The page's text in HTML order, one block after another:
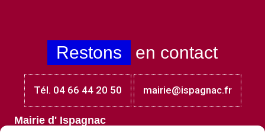
Restons en contact
Tél. 04 66 44 20 50 mairie@ispagnac.fr
Mairie d' Ispagnac